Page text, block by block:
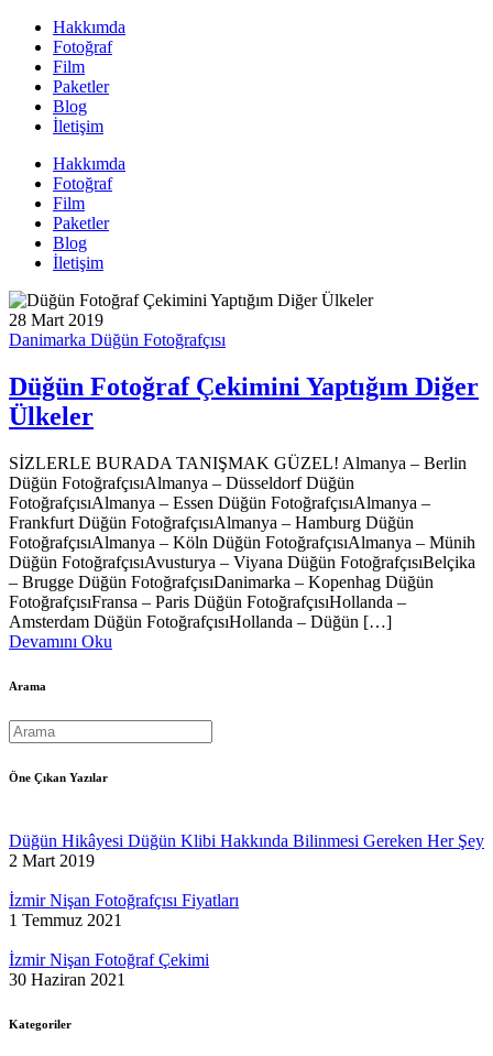
Hakkımda
Fotoğraf
Film
Paketler
Blog
İletişim
Hakkımda
Fotoğraf
Film
Paketler
Blog
İletişim
28 Mart 2019
Danimarka Düğün Fotoğrafçısı
Düğün Fotoğraf Çekimini Yaptığım Diğer
Ülkeler
SİZLERLE BURADA TANIŞMAK GÜZEL! Almanya – Berlin
Düğün FotoğrafçısıAlmanya – Düsseldorf Düğün
FotoğrafçısıAlmanya – Essen Düğün FotoğrafçısıAlmanya –
Frankfurt Düğün FotoğrafçısıAlmanya – Hamburg Düğün
FotoğrafçısıAlmanya – Köln Düğün FotoğrafçısıAlmanya – Münih
Düğün FotoğrafçısıAvusturya – Viyana Düğün FotoğrafçısıBelçika
– Brugge Düğün FotoğrafçısıDanimarka – Kopenhag Düğün
FotoğrafçısıFransa – Paris Düğün FotoğrafçısıHollanda –
Amsterdam Düğün FotoğrafçısıHollanda – Düğün […]
Devamını Oku
Arama
Öne Çıkan Yazılar
Düğün Hikâyesi Düğün Klibi Hakkında Bilinmesi Gereken Her Şey
2 Mart 2019
İzmir Nişan Fotoğrafçısı Fiyatları
1 Temmuz 2021
İzmir Nişan Fotoğraf Çekimi
30 Haziran 2021
Kategoriler